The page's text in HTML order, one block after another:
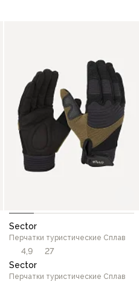
Sector
Перчатки туристические Сплав
4,9
27
Sector
Перчатки туристические Сплав